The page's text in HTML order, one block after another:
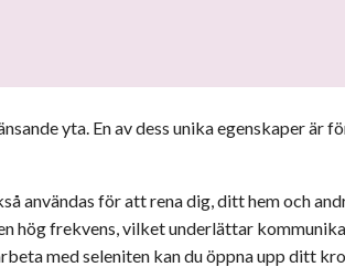
yta. En av dess unika egenskaper
användas för att rena dig, ditt hem och
hög frekvens, vilket underlättar
med seleniten kan du öppna upp ditt